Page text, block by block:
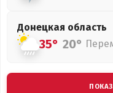
Донецкая область
35° 20°